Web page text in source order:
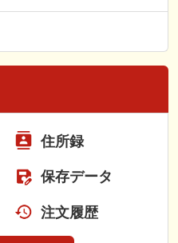
住所録
保存データ
注文履歴